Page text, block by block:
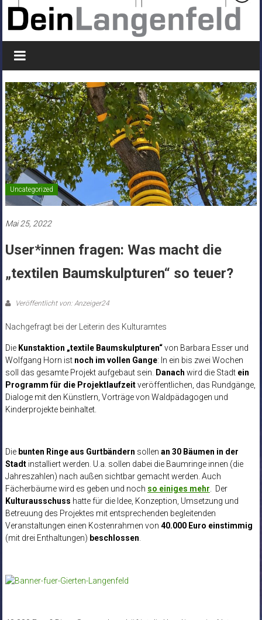
Uncategorized
Mai 25, 2022
User*innen fragen: Was macht die
„textilen Baumskulpturen“ so teuer?
Veröffentlicht von: Anzeiger24
Nachgefragt bei der Leiterin des Kulturamtes
Die Kunstaktion „textile Baumskulpturen“von Barbara Esser und
Wolfgang Horn ist noch im vollen Gange: In ein bis zwei Wochen
soll das gesamte Projekt aufgebaut sein.
Danach wird die Stadt ein
Programm für die Projektlaufzeitveröffentlichen, das Rundgänge,
Dialoge mit den Künstlern, Vorträge von Waldpädagogen und
Kinderprojekte beinhaltet.
Die bunten Ringe aus Gurtbändern sollen an 30 Bäumen in der
Stadtinstalliert werden. U.a. sollen dabei die Baumringe innen (die
Jahreszahlen) nach außen sichtbar gemacht werden. Auch
Fächerbäume wird es geben und noch so einiges mehr . Der
Kulturausschuss hatte für die Idee, Konzeption, Umsetzung und
Betreuung des Projektes mit entsprechenden begleitenden
Veranstaltungen einen Kostenrahmen von 40.000 Euro einstimmig
(mit drei Enthaltungen) beschlossen